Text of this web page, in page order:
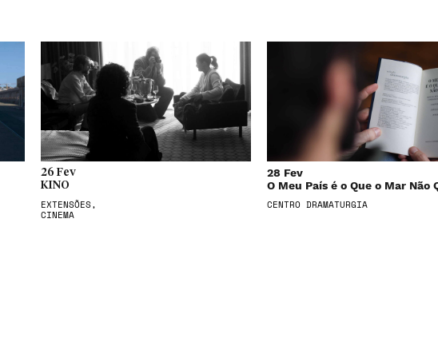
26 Fev
KINO
EXTENSÕES,
CINEMA
28 Fev
O Meu País é o Que o Mar Não
CENTRO DRAMATURGIA